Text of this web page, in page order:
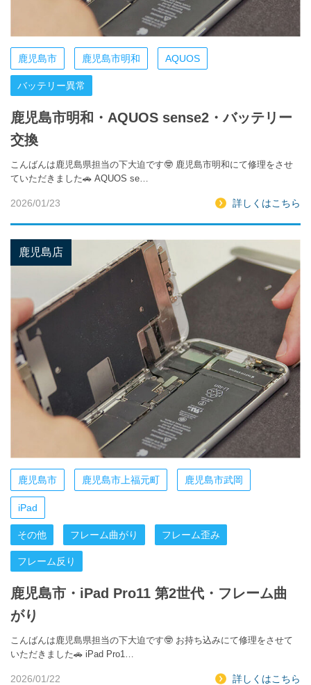
鹿児島市 鹿児島市明和 AQUOS
バッテリー異常
鹿児島市明和・AQUOS sense2・バッテリー
交換
こんばんは鹿児島県担当の下大迫です🤓 鹿児島市明和にて修理をさせ
ていただきました🚗 AQUOS se…
2026/01/23 詳しくはこちら
鹿児島店
鹿児島市 鹿児島市上福元町 鹿児島市武岡
iPad
その他 フレーム曲がり フレーム歪み
フレーム反り
鹿児島市・iPad Pro11 第2世代・フレーム曲
がり
こんばんは鹿児島県担当の下大迫です🤓 お持ち込みにて修理をさせて
いただきました🚗 iPad Pro1…
2026/01/22 詳しくはこちら